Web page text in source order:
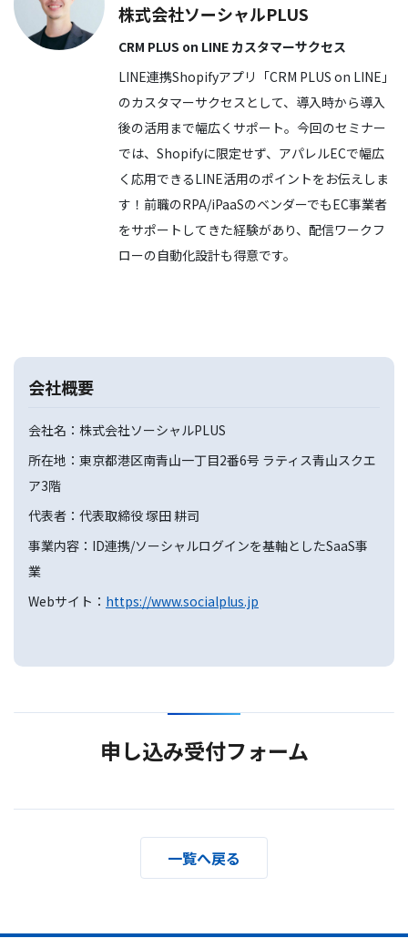
株式会社ソーシャルPLUS
CRM PLUS on LINE カスタマーサクセス
LINE連携Shopifyアプリ「CRM PLUS on LINE」
のカスタマーサクセスとして、導入時から導入
後の活用まで幅広くサポート。今回のセミナー
では、Shopifyに限定せず、アパレルECで幅広
く応用できるLINE活用のポイントをお伝えしま
す！前職のRPA/iPaaSのベンダーでもEC事業者
をサポートしてきた経験があり、配信ワークフ
ローの自動化設計も得意です。
会社概要
会社名：株式会社ソーシャルPLUS
所在地：東京都港区南青山一丁目2番6号 ラティス青山スクエ
ア3階
代表者：代表取締役 塚田 耕司
事業内容：ID連携/ソーシャルログインを基軸としたSaaS事
業
Webサイト： https://www.socialplus.jp
申し込み受付フォーム
一覧へ戻る